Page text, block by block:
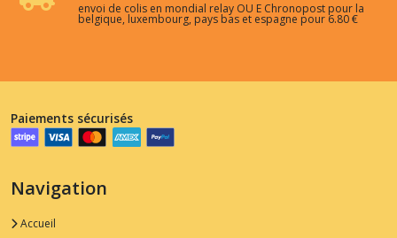
envoi de colis en mondial relay OU E Chronopost pour la
belgique, luxembourg, pays bas et espagne pour 6.80 €
Paiements sécurisés
Navigation
Accueil